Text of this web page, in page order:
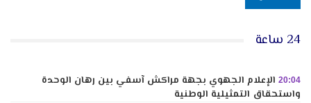
24 ساعة
20:04 الإعلام الجهوي بجهة مراكش آسفي بين رهان الوحدة
واستحقاق التمثيلية الوطنية